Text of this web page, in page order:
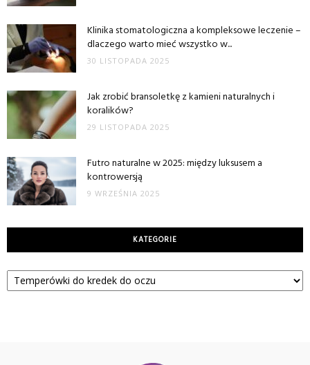
Klinika stomatologiczna a kompleksowe leczenie –
dlaczego warto mieć wszystko w...
30 LISTOPADA 2025
Jak zrobić bransoletkę z kamieni naturalnych i
koralików?
29 LISTOPADA 2025
Futro naturalne w 2025: między luksusem a
kontrowersją
9 WRZEŚNIA 2025
KATEGORIE
Kategorie